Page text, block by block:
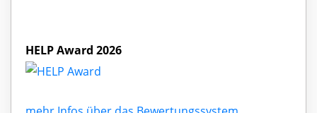
HELP Award 2026